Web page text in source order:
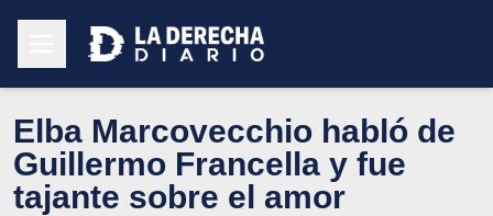
Elba Marcovecchio habló de
Guillermo Francella y fue
tajante sobre el amor